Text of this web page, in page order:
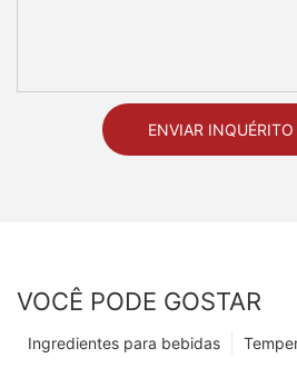
ENVIAR INQUÉRITO
VOCÊ PODE GOSTAR
Ingredientes para bebidas